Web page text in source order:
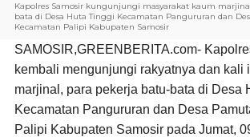
Kapolres Samosir kungunjungi masyarakat kaum
bata di Desa Huta Tinggi Kecamatan Pangururan dan
Kecamatan Palipi Kabupaten Samosir
SAMOSIR,GREENBERITA.com-
kembali mengunjungi rakyatnya dan kali
marjinal, para pekerja batu-bata di Desa
Kecamatan Pangururan dan Desa
Palipi Kabupaten Samosir pada Jumat,